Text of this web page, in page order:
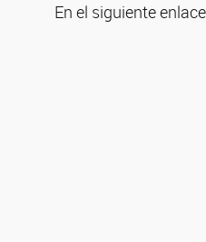
En el siguiente